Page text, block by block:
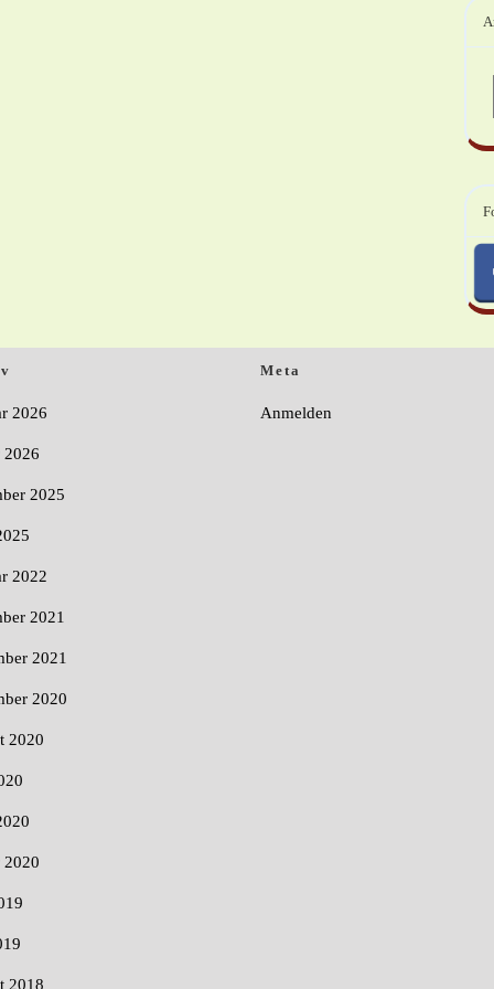
2026
2026
2025
2022
2021
2021
2020
2020
2020
2018
Meta
Anmelden